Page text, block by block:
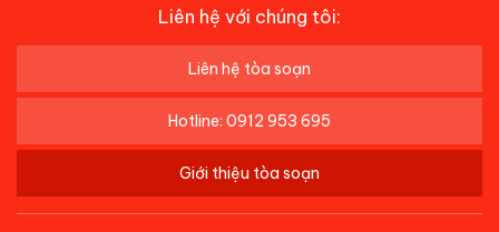
Liên hệ với chúng tôi:
Liên hệ tòa soạn
Hotline: 0912 953 695
Giới thiệu tòa soạn